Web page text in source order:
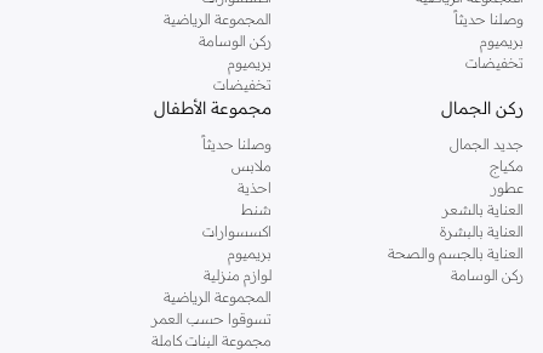
وصلنا حديثاً
بريميوم
تخفيضات
المجموعة الرياضية
ركن الوسامة
بريميوم
تخفيضات
ركن الجمال
جديد الجمال
مكياج
عطور
العناية بالشعر
العناية بالبشرة
العناية بالجسم والصحة
ركن الوسامة
مجموعة الأطفال
وصلنا حديثاً
ملابس
احذية
شنط
اكسسوارات
بريميوم
لوازم منزلية
المجموعة الرياضية
تسوقوا حسب العمر
مجموعة البنات كاملة